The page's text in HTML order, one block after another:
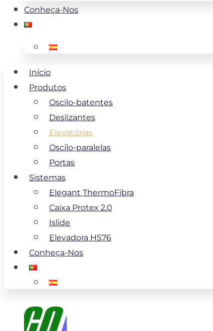
Conheça-Nos
Início
Produtos
Oscilo-batentes
Deslizantes
Elevatórias
Oscilo-paralelas
Portas
Sistemas
Elegant ThermoFibra
Caixa Protex 2.0
Islide
Elevadora HS76
Conheça-Nos